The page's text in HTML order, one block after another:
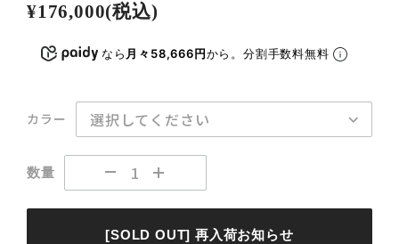
¥176,000(税込)
なら 月々58,666円から。分割手数料無料
カラー
数量
[SOLD OUT] 再入荷お知らせ